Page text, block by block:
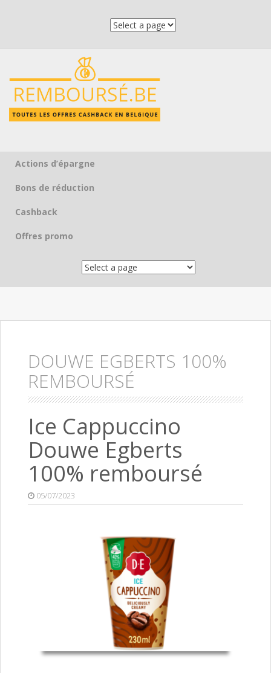
Skip to content
Actions d’épargne
Bons de réduction
Cashback
Offres promo
DOUWE EGBERTS 100%
REMBOURSÉ
Ice Cappuccino
Douwe Egberts
100% remboursé
05/07/2023